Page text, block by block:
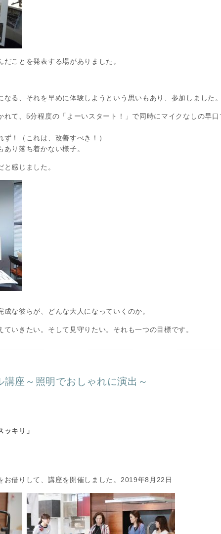
ことを発表する場がありました。
なる、それを早めに体験しようという思いもあり、参加しました
て、5分程度の「よーいスタート！」で同時にマイクなしの早口
！（これは、改善すべき！）
り落ち着かない様子。
感じました。
な彼らが、どんな大人になっていくのか。
いきたい。そして見守りたい。それも一つの目標です。
講座～照明でおしゃれに演出～
ッキリ」
お借りして、講座を開催しました。2019年8月22日